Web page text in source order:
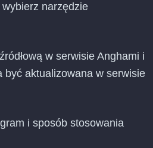
narzędzie
w serwisie Anghami i
być aktualizowana w serwisie
i sposób stosowania